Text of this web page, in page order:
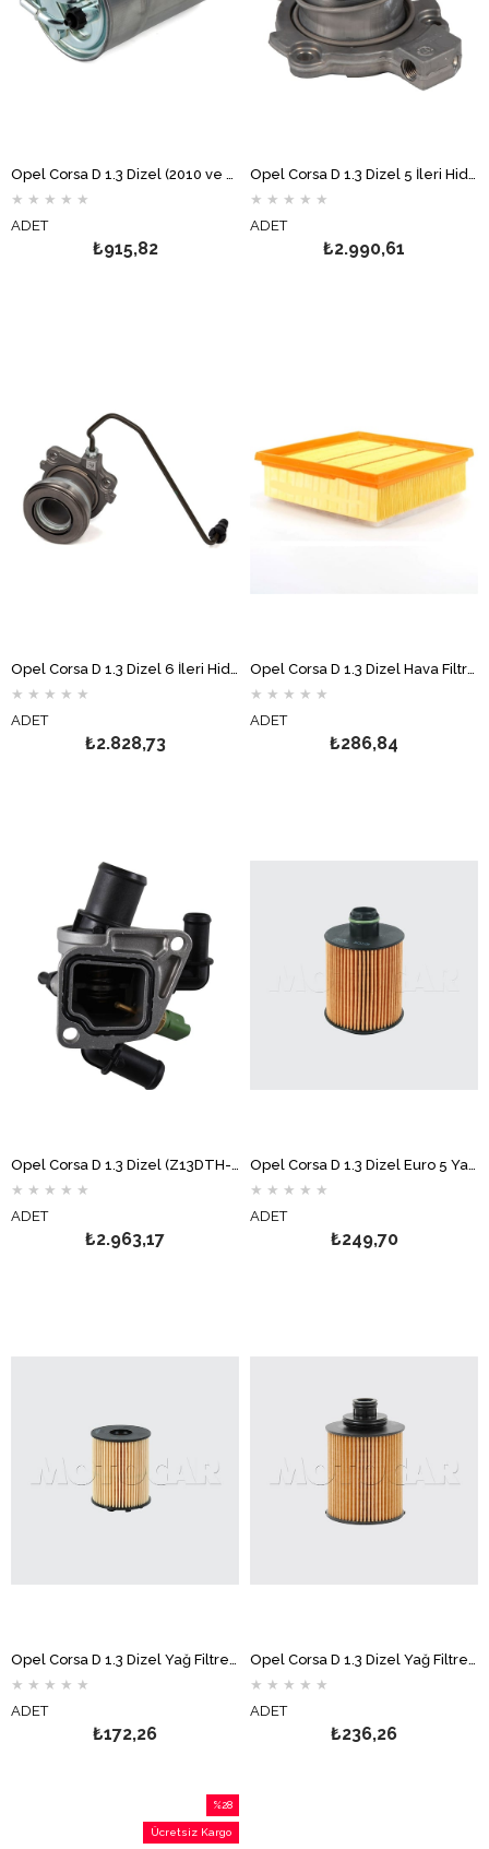
★ ★ ★ ★ ★
ADET
₺915,82
★ ★ ★ ★ ★
ADET
₺2.990,61
Opel Corsa D 1.3 Dizel 6 İleri Hidrolik Debriyaj Rulmanı FTE
★ ★ ★ ★ ★
ADET
₺2.828,73
Opel Corsa D 1.3 Dizel Hava Filtresi Süngerli MOTOCAR
★ ★ ★ ★ ★
ADET
₺286,84
★ ★ ★ ★ ★
ADET
₺2.963,17
★ ★ ★ ★ ★
ADET
₺249,70
Opel Corsa D 1.3 Dizel Yağ Filtresi Tırnaklı MOTOCAR
★ ★ ★ ★ ★
ADET
₺172,26
Opel Corsa D 1.3 Dizel Yağ Filtresi Tırnaksız MOTOCAR
★ ★ ★ ★ ★
ADET
₺236,26
%28
İndirim
Ücretsiz Kargo